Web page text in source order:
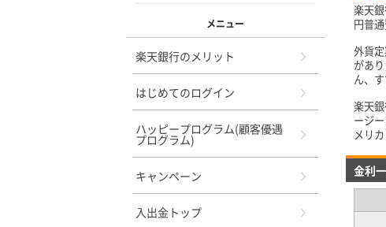
楽天
円普
外貨
があ
ん、
楽天
ージ
メリ
金利
メニュー
楽天銀行のメリット
はじめてのログイン
ハッピープログラム(顧客優遇
プログラム)
キャンペーン
入出金トップ